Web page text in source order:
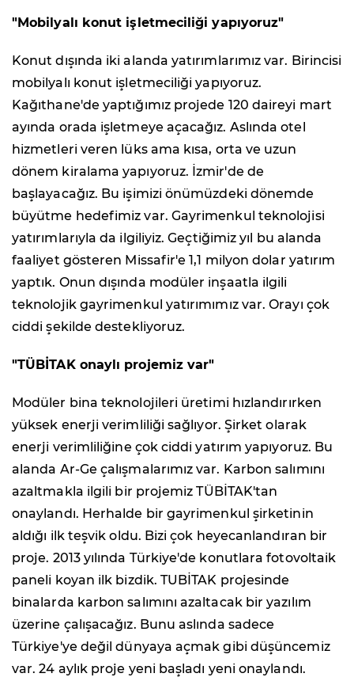
"Mobilyalı konut işletmeciliği yapıyoruz"
Konut dışında iki alanda yatırımlarımız var. Birincisi
mobilyalı konut işletmeciliği yapıyoruz.
Kağıthane'de yaptığımız projede 120 daireyi mart
ayında orada işletmeye açacağız. Aslında otel
hizmetleri veren lüks ama kısa, orta ve uzun
dönem kiralama yapıyoruz. İzmir'de de
başlayacağız. Bu işimizi önümüzdeki dönemde
büyütme hedefimiz var. Gayrimenkul teknolojisi
yatırımlarıyla da ilgiliyiz. Geçtiğimiz yıl bu alanda
faaliyet gösteren Missafir'e 1,1 milyon dolar yatırım
yaptık. Onun dışında modüler inşaatla ilgili
teknolojik gayrimenkul yatırımımız var. Orayı çok
ciddi şekilde destekliyoruz.
"TÜBİTAK onaylı projemiz var"
Modüler bina teknolojileri üretimi hızlandırırken
yüksek enerji verimliliği sağlıyor. Şirket olarak
enerji verimliliğine çok ciddi yatırım yapıyoruz. Bu
alanda Ar-Ge çalışmalarımız var. Karbon salımını
azaltmakla ilgili bir projemiz TÜBİTAK'tan
onaylandı. Herhalde bir gayrimenkul şirketinin
aldığı ilk teşvik oldu. Bizi çok heyecanlandıran bir
proje. 2013 yılında Türkiye'de konutlara fotovoltaik
paneli koyan ilk bizdik. TUBİTAK projesinde
binalarda karbon salımını azaltacak bir yazılım
üzerine çalışacağız. Bunu aslında sadece
Türkiye'ye değil dünyaya açmak gibi düşüncemiz
var. 24 aylık proje yeni başladı yeni onaylandı.